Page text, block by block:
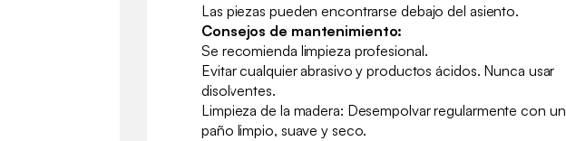
Las piezas pueden encontrarse debajo del asiento.
Consejos de mantenimiento:
Se recomienda limpieza profesional.
Evitar cualquier abrasivo y productos ácidos. Nunca usar
disolventes.
Limpieza de la madera: Desempolvar regularmente con un
paño limpio, suave y seco.